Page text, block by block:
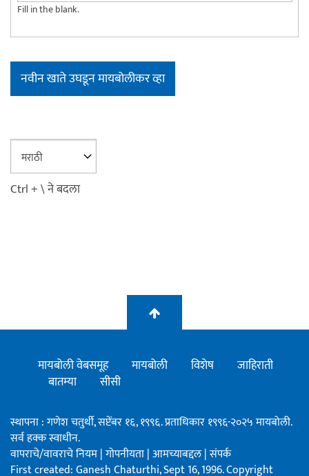
Fill in the blank.
Ctrl + \ ने बदला
मायबोली वेबसमूह मायबोली विशेष
जाहिराती
बातम्या
सीसी
स्थापना : गणेश चतुर्थी, सप्टेंबर १६, १९९६. प्रताधिकार १९९६-२०२५ मायबोली.
सर्व हक्क स्वाधीन.
वापराचे/वावराचे नियम|गोपनीयता|आमच्याबद्दल|संपर्क
First created: Ganesh Chaturthi, Sept 16, 1996. Copyright